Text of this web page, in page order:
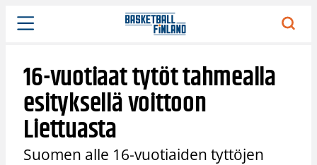
Siirry
sisältöön
16-vuotiaat tytöt tahmealla
esityksellä voittoon
Liettuasta
Suomen alle 16-vuotiaiden tyttöjen